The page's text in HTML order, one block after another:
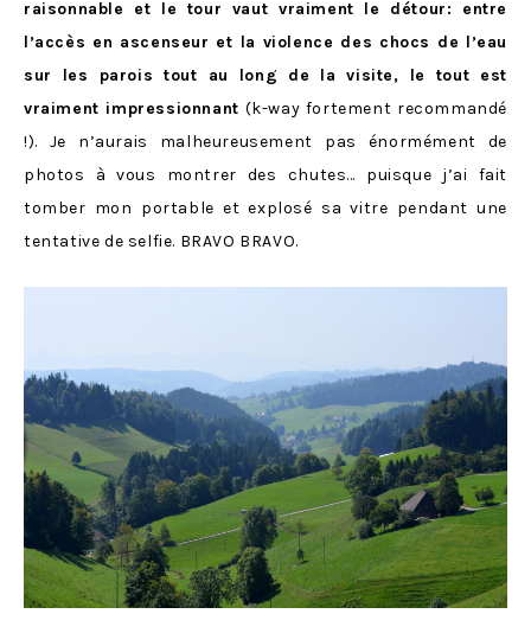
raisonnable et le tour vaut vraiment le détour: entre
l’accès en ascenseur et la violence des chocs de l’eau
sur les parois tout au long de la visite, le tout est
vraiment impressionnant (k-way fortement recommandé
!). Je n’aurais malheureusement pas énormément de
photos à vous montrer des chutes… puisque j’ai fait
tomber mon portable et explosé sa vitre pendant une
tentative de selfie. BRAVO BRAVO.